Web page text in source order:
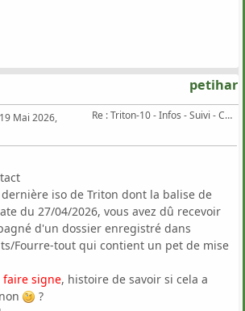
petihar
Re : Triton-10 - Infos - Suivi - Corrections...
Mai 2026,
iso de Triton dont la balise de
du 27/04/2026, vous avez dû recevoir
d'un dossier enregistré dans
Fourre-tout qui contient un pet de mise
faire signe, histoire de savoir si cela a
?